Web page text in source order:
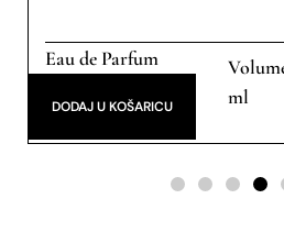
Eau de Parfum
ml
DODAJ U KOŠARICU